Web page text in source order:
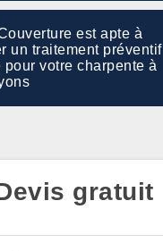
est apte à
un traitement préventif
pour votre charpente à
gratuit